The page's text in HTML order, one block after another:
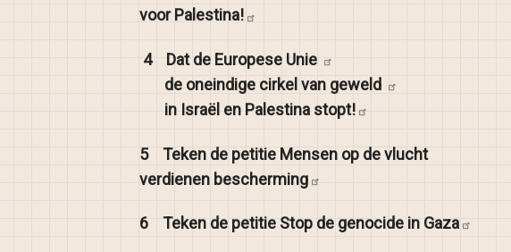
voorPalestina!
4 Dat de Europese Unie
de oneindige cirkel van geweld
in Israël en Palestina stopt!
5Teken de petitie Mensen op de vlucht
verdienen bescherming
6Teken de petitie Stop de genocide in Gaza